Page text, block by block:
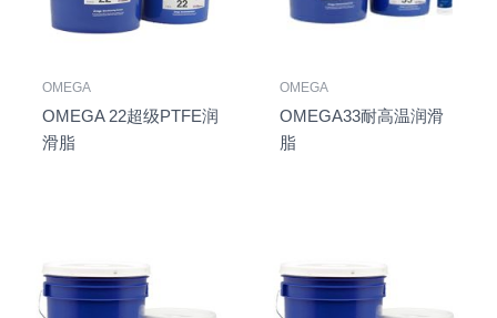
OMEGA
OMEGA 22超级PTFE润
滑脂
OMEGA
OMEGA33耐高温润滑
脂